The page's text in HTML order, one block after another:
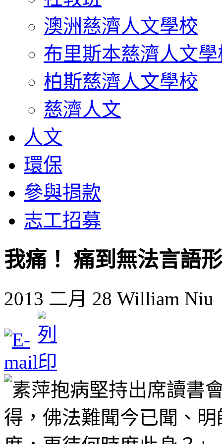
澳洲慈濟人文學校
布里斯本慈濟人文學
柏斯慈濟人文學校
慈濟人文
人文
環保
參與捐款
志工招募
我痛！ 痛到無法言語
2013 二月 28 William Niu